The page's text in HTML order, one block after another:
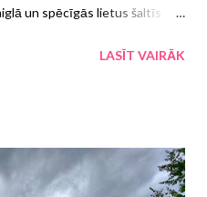
un spēcīgās lietus šaltīs
labi paveiktos, Čopoku.
LASĪT VAIRĀK